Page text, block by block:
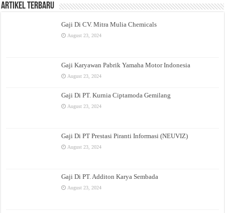
Artikel Terbaru
Gaji Di CV. Mitra Mulia Chemicals
August 23, 2024
Gaji Karyawan Pabrik Yamaha Motor Indonesia
August 23, 2024
Gaji Di PT. Kurnia Ciptamoda Gemilang
August 23, 2024
Gaji Di PT Prestasi Piranti Informasi (NEUVIZ)
August 23, 2024
Gaji Di PT. Additon Karya Sembada
August 23, 2024